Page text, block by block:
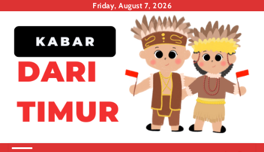
Friday, August 7, 2026